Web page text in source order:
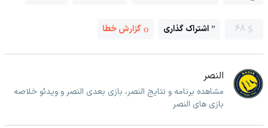
68 اشتراک گذاری گزارش خطا
النصر
مشاهده برنامه و نتایج النصر، بازی بعدی النصر و ویدئو خلاصه
بازی های النصر